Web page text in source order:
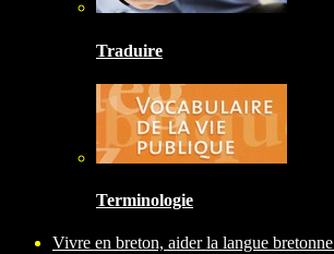
Traduire
Terminologie
Vivre en breton, aider la langue bretonne